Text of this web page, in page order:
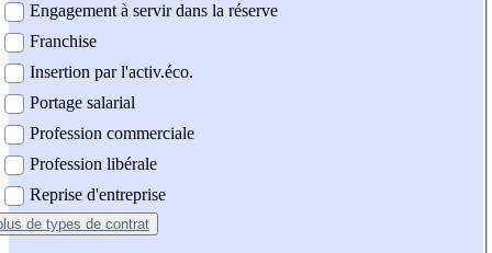
Engagement à servir dans la réserve
Franchise
Insertion par l'activ.éco.
Portage salarial
Profession commerciale
Profession libérale
Reprise d'entreprise
de types de contrat